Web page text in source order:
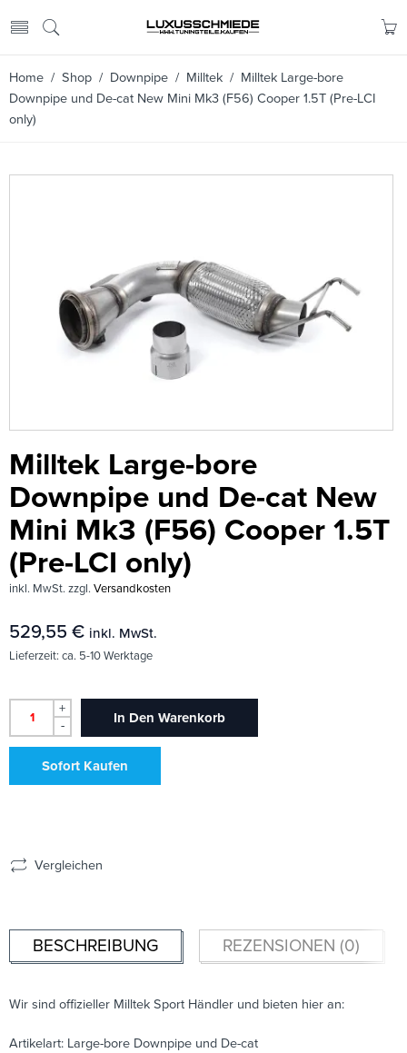
Home / Shop / Downpipe / Milltek / Milltek Large-bore
Downpipe und De-cat New Mini Mk3 (F56) Cooper 1.5T (Pre-LCI
only)
Milltek Large-bore
Downpipe und De-cat New
Mini Mk3 (F56) Cooper 1.5T
(Pre-LCI only)
inkl. MwSt. zzgl. Versandkosten
529,55 € inkl. MwSt.
Lieferzeit: ca. 5-10 Werktage
+
-
In Den Warenkorb
Sofort Kaufen
Vergleichen
BESCHREIBUNG REZENSIONEN (0)
Wir sind offizieller Milltek Sport Händler und bieten hier an:
Artikelart: Large-bore Downpipe und De-cat